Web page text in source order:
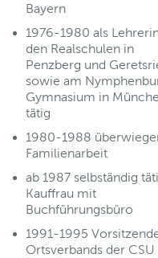
Bayern
1976-1980 als
den Realschulen in
Penzberg und
sowie am
Gymnasium in
tätig
1980-1988
Familienarbeit
ab 1987 selbständig
Kauffrau mit
Buchführungsbüro
1991-1995
Ortsverbands der CSU